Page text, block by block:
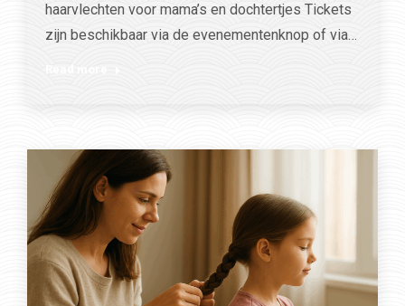
haarvlechten voor mama’s en dochtertjes Tickets
zijn beschikbaar via de evenementenknop of via…